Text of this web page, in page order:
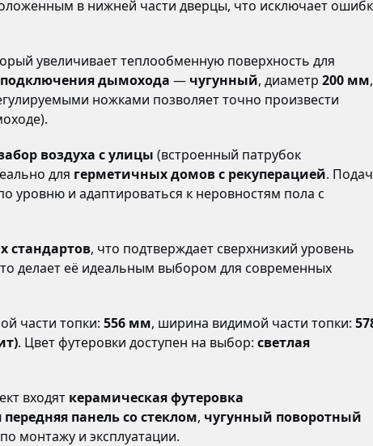
в нижней части дверцы, что исключает
увеличивает теплообменную поверхность для
подключения дымохода — чугунный, диаметр 200 мм,
ножками позволяет точно произвести
воздуха с улицы (встроенный патрубок
для герметичных домов с рекуперацией.
уровню и адаптироваться к неровностям пола с
стандартов, что подтверждает сверхнизкий уровень
делает её идеальным выбором для современных
части топки: 556 мм, ширина видимой части топки:
. Цвет футеровки доступен на выбор: светлая
входят керамическая футеровка
панель со стеклом, чугунный поворотный
монтажу и эксплуатации.